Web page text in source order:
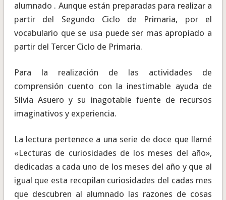
alumnado . Aunque están preparadas para realizar a
partir del Segundo Ciclo de Primaria, por el
vocabulario que se usa puede ser mas apropiado a
partir del Tercer Ciclo de Primaria.
Para la realización de las actividades de
comprensión cuento con la inestimable ayuda de
Silvia Asuero y su inagotable fuente de recursos
imaginativos y experiencia.
La lectura pertenece a una serie de doce que llamé
«Lecturas de curiosidades de los meses del año»,
dedicadas a cada uno de los meses del año y que al
igual que esta recopilan curiosidades del cadas mes
que descubren al alumnado las razones de cosas